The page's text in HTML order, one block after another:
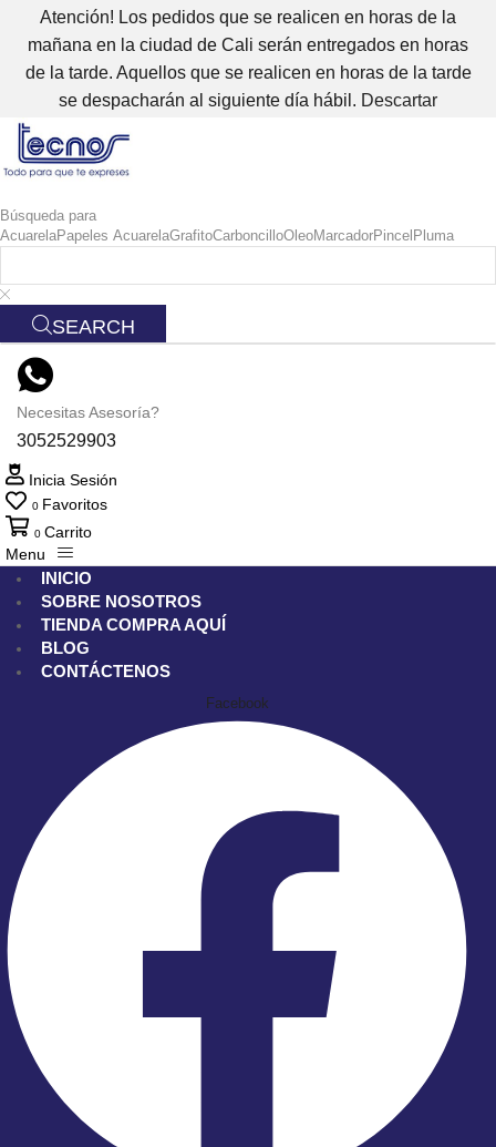
Atención! Los pedidos que se realicen en horas de la
mañana en la ciudad de Cali serán entregados en horas
de la tarde. Aquellos que se realicen en horas de la tarde
se despacharán al siguiente día hábil. Descartar
Búsqueda para
AcuarelaPapeles AcuarelaGrafitoCarboncilloOleoMarcadorPincel Pluma
SEARCH
Necesitas Asesoría?
3052529903
Inicia Sesión
0 Favoritos
0 Carrito
Menu
INICIO
SOBRE NOSOTROS
TIENDA COMPRA AQUÍ
BLOG
CONTÁCTENOS
Facebook